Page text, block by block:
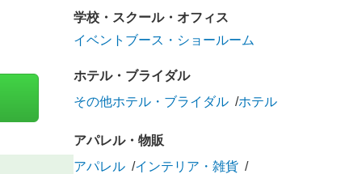
学校・スクール・オフィス
イベントブース・ショールーム
ホテル・ブライダル
その他ホテル・ブライダル
ホテル
アパレル・物販
アパレル
インテリア・雑貨